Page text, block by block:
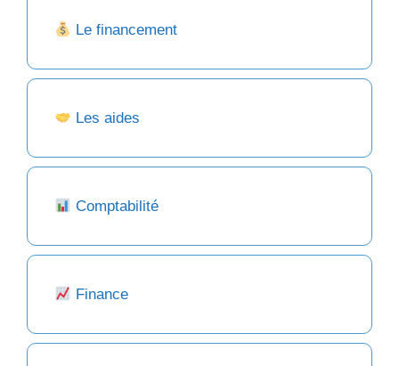
Le financement
Les aides
Comptabilité
Finance